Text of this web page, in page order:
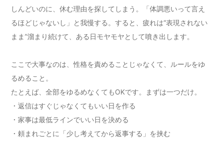
しんどいのに、休む理由を探してしまう。「体調悪いって言え
るほどじゃないし」と我慢する。すると、疲れは“表現されない
まま”溜まり続けて、ある日モヤモヤとして噴き出します。
ここで大事なのは、性格を責めることじゃなくて、ルールをゆ
るめること。
たとえば、全部をゆるめなくてもOKです。まずは一つだけ。
・返信はすぐじゃなくてもいい日を作る
・家事は最低ラインでいい日を決める
・頼まれごとに「少し考えてから返事する」を挟む